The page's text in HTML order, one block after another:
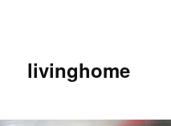
livinghome